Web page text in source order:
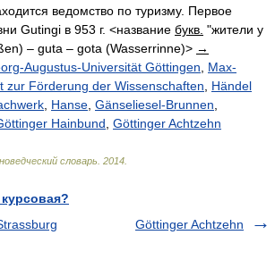
ведомство по туризму. Первое
Gutingi в 953 г. <название букв. "жители у
– guta – gota (Wasserrinne)> →
Augustus-Universität Göttingen
Max-
zur Förderung der Wissenschaften
Händel
Hanse Gänseliesel-Brunnen
Hainbund Göttinger Achtzehn
словарь 2014
Göttinger Achtzehn